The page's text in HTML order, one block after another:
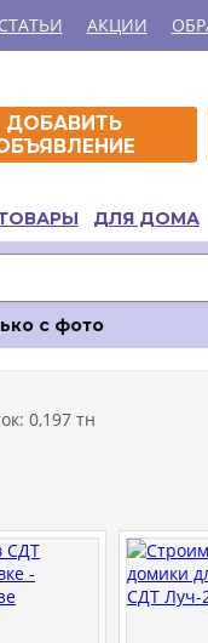
СТАТЬИ АКЦИИ
ДОБАВИТЬ
ДЛЯ ДОМА
с фото
0,197 тн